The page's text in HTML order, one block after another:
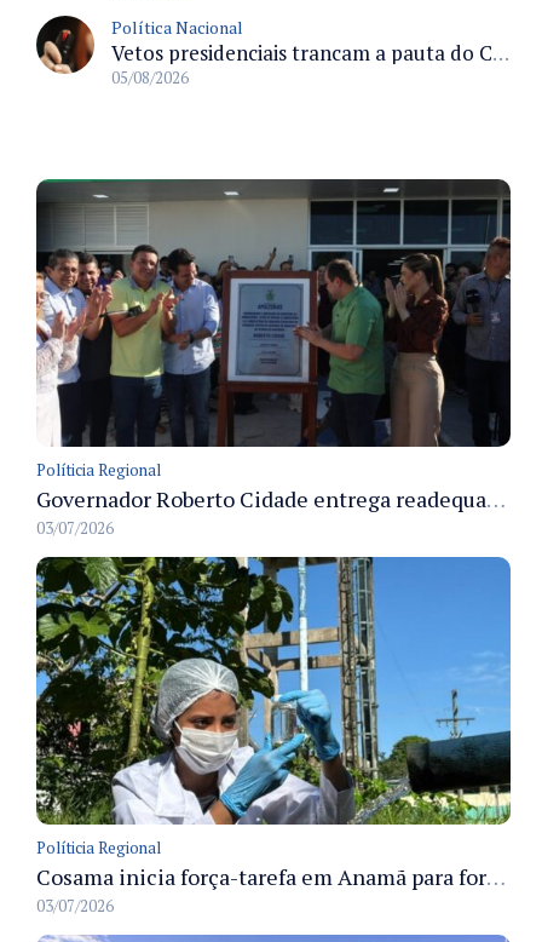
Política Nacional
Vetos presidenciais trancam a pauta do Congresso com 87 itens pendentes e incluem trechos do Orçamento de 2026
05/08/2026
Políticia Regional
Governador Roberto Cidade entrega readequação do ambulatório da FCecon e amplia capacidade de atendimento oncológico em Manaus
03/07/2026
Políticia Regional
Cosama inicia força-tarefa em Anamã para fortalecer abastecimento de água e segurança hídrica da população
03/07/2026